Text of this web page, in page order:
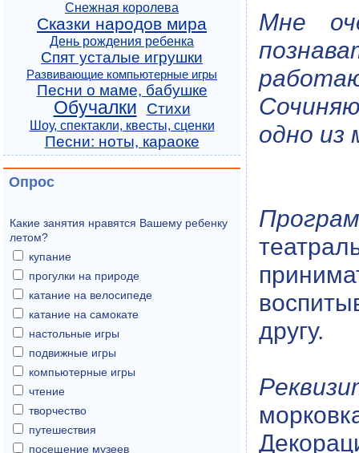
Мне
одно из
другу.
Снежная королева
Сказки народов мира
День рождения ребенка
Спят усталые игрушки
Развивающие компьютерные игры
Песни о маме, бабушке
Обучалки Стихи
Шоу, спектакли, квесты, сценки
Песни: ноты, караоке
Опрос
Какие занятия нравятся Вашему ребенку
летом?
купание
прогулки на природе
катание на велосипеде
катание на самокате
настольные игры
подвижные игры
компьютерные игры
чтение
творчество
путешествия
посещение музеев